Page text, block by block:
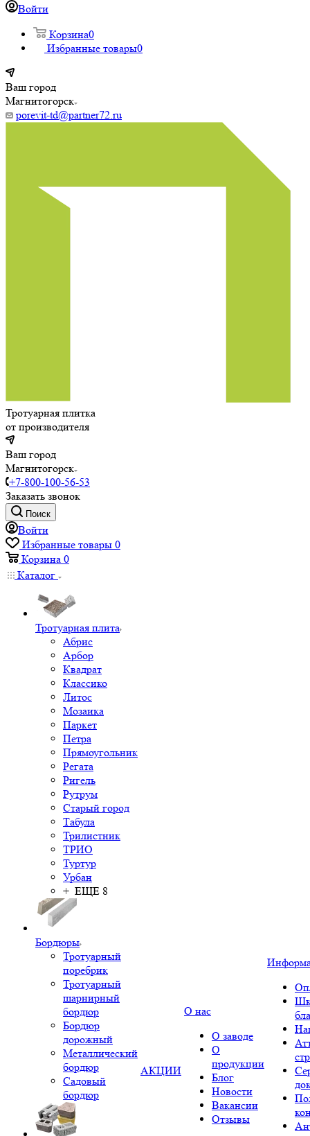
Войти
Корзина0
Избранные товары0
Ваш город
Магнитогорск
porevit-td@partner72.ru
Тротуарная плитка
от производителя
Ваш город
Магнитогорск
+7-800-100-56-53
Заказать звонок
Поиск
Войти
Избранные товары 0
Корзина 0
Каталог
Тротуарная плита
Абрис
Арбор
Квадрат
Классико
Литос
Мозаика
Паркет
Петра
Прямоугольник
Регата
Ригель
Рутрум
Старый город
Табула
Трилистник
ТРИО
Туртур
Урбан
+ ЕЩЕ 8
Бордюры
Тротуарный
поребрик
Тротуарный
шарнирный
бордюр
Бордюр
дорожный
Металлический
бордюр
Садовый
бордюр
АКЦИИ
О нас
О заводе
О
продукции
Блог
Новости
Вакансии
Отзывы